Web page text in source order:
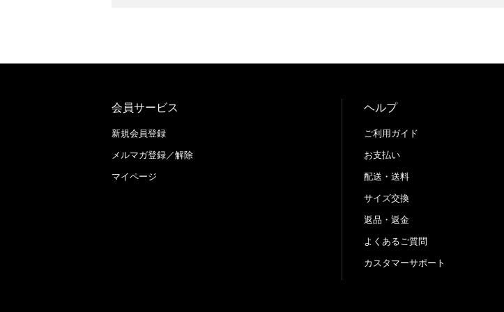
会員サービス
新規会員登録
メルマガ登録／解除
マイページ
ヘルプ
ご利用ガイド
お支払い
配送・送料
サイズ交換
返品・返金
よくあるご質問
カスタマーサポート